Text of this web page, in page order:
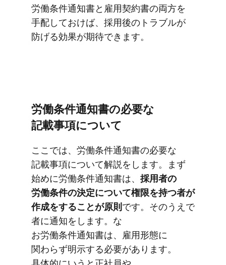
労働条件通知書と​雇用契約書の​両方を​
手配しておけば、​採用後の​トラブルが​
防げる​効果が​期待できます。
労働条件通知書の​必要な​
記載事項に​ついて
ここでは、​労働条件通知書の​必要な​
記載事項に​ついて​解説を​します。​まず​
始めに​労働条件通知書は、 ​採用者の​
労働条件の​決定に​ついて​権限を​持つ者が​
作成を​する​ことが​原則 です。​そのうえで​
者に​通知を​します。​な​
お労働条件通知書は、​雇用形態に​
関わらず明示する​必要が​あります。​